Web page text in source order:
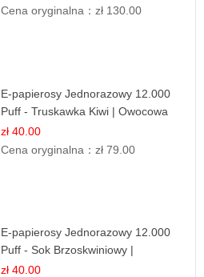
Cena oryginalna：zł 130.00
E-papierosy Jednorazowy 12.000
Puff - Truskawka Kiwi | Owocowa
Równowaga
zł 40.00
Cena oryginalna：zł 79.00
E-papierosy Jednorazowy 12.000
Puff - Sok Brzoskwiniowy |
Owocowa Świeżość
zł 40.00